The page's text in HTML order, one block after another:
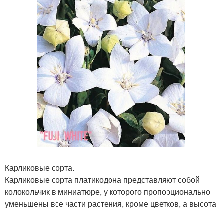
Карликовые сорта.
Карликовые сорта платикодона представляют собой
колокольчик в миниатюре, у которого пропорционально
уменьшены все части растения, кроме цветков, а высота